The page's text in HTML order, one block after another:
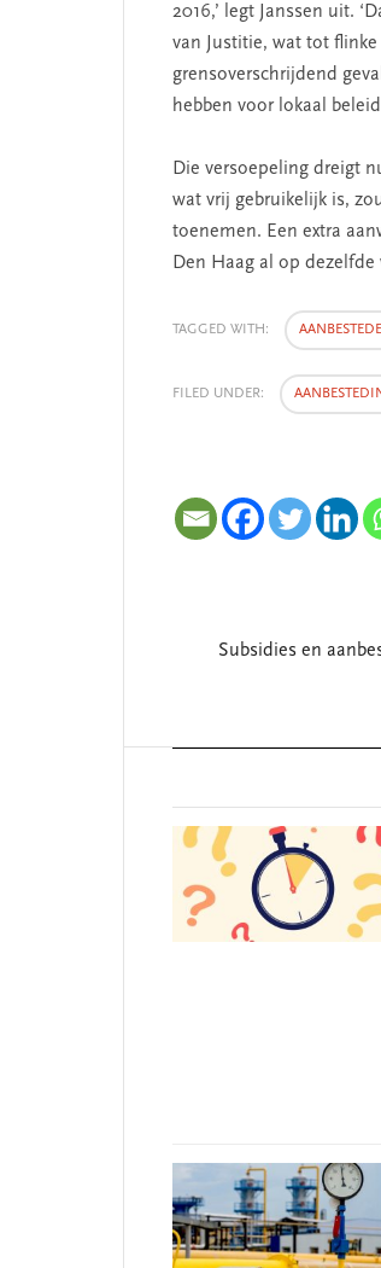
2016,’ legt Janssen uit.
van Justitie, wat tot
grensoverschrijdend
hebben voor lokaal
Die versoepeling dreigt
wat vrij gebruikelijk is,
toenemen. Een extra
Den Haag al op dezelfde
TAGGED WITH:
FILED UNDER:
Subsidies en